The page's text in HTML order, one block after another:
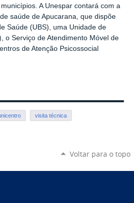
A Unespar contará com a
saúde de Apucarana, que dispõe
Saúde (UBS), uma Unidade de
o Serviço de Atendimento Móvel de
de Atenção Psicossocial
visita técnica
Voltar para o topo